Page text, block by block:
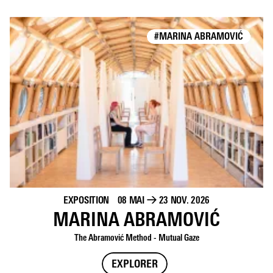
#MARINA ABRAMOVIĆ
EXPOSITION 08 MAI → 23 NOV. 2026
MARINA ABRAMOVIĆ
The Abramović Method - Mutual Gaze
EXPLORER